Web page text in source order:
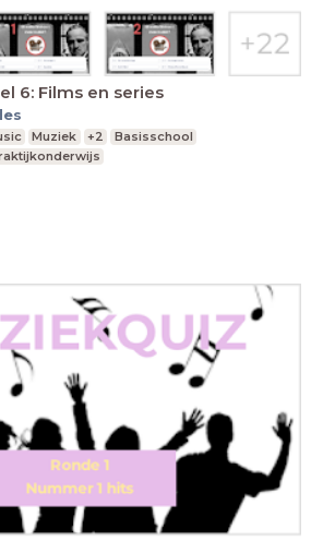
6: Films en series
Muziek +2
Basisschool